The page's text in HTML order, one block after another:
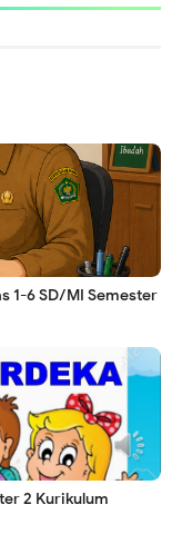
1-6 SD/MI Semester
2 Kurikulum